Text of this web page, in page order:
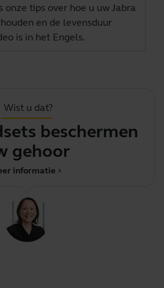
onze tips over hoe u uw Jabra
en de levensduur
is in het Engels.
Wist u dat?
beschermen
gehoor
chevron_right
informatie